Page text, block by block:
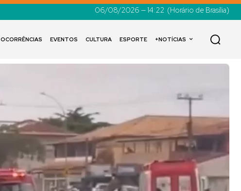
06/08/2026 — 14:22 (Horário de Brasília)
OCORRÊNCIAS EVENTOS CULTURA ESPORTE +NOTÍCIAS